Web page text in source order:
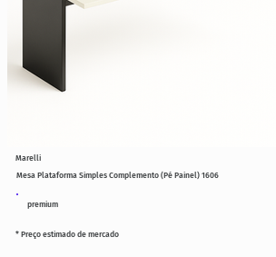
premium
Mesa Plataforma Simples Complemento (Pé Painel) 1606
* Preço estimado de mercado
Marelli